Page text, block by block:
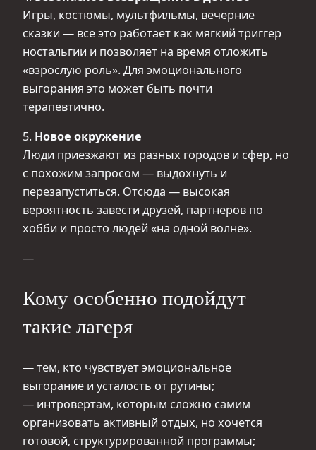
Игры, костюмы, мультфильмы, вечерние
сказки — все это работает как мягкий триггер
ностальгии и позволяет на время отложить
«взрослую роль». Для эмоционального
выгорания это может быть почти
терапевтично.
5. Новое окружение
Люди приезжают из разных городов и сфер, но
с похожим запросом — выдохнуть и
перезапуститься. Отсюда — высокая
вероятность завести друзей, партнеров по
хобби и просто людей «на одной волне».
—
Кому особенно подойдут
такие лагеря
— тем, кто чувствует эмоциональное
выгорание и усталость от рутины;
— интровертам, которым сложно самим
организовать активный отдых, но хочется
готовой, структурированной программы;